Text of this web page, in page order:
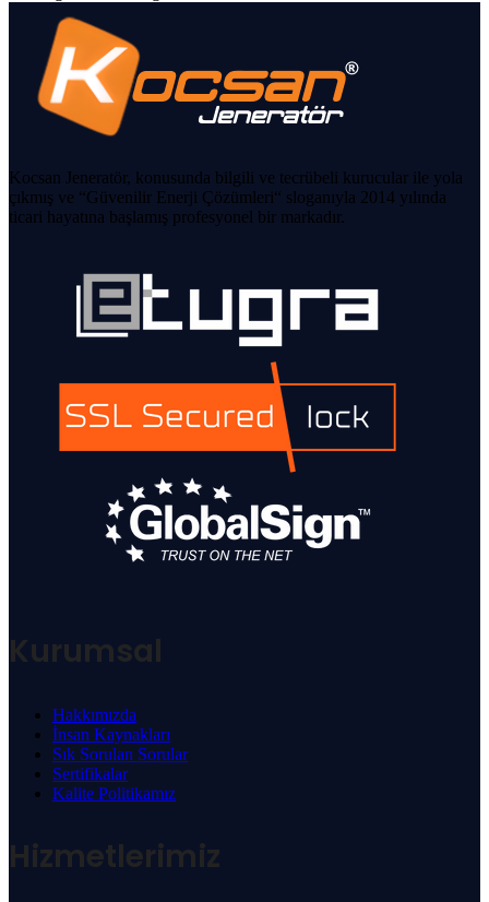
Kocsan Jeneratör, konusunda bilgili ve tecrübeli kurucular ile yola
çıkmış ve “Güvenilir Enerji Çözümleri“ sloganıyla 2014 yılında
ticari hayatına başlamış profesyonel bir markadır.
Kurumsal
Hakkımızda
İnsan Kaynakları
Sık Sorulan Sorular
Sertifikalar
Kalite Politikamız
Hizmetlerimiz